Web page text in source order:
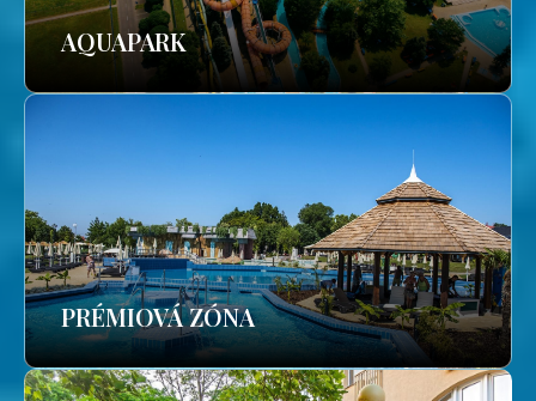
AQUAPARK
PRÉMIOVÁ ZÓNA